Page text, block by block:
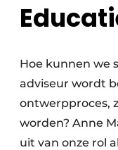
Hoe kunnen we
adviseur wordt
ontwerpproces,
worden? Anne
uit van onze rol